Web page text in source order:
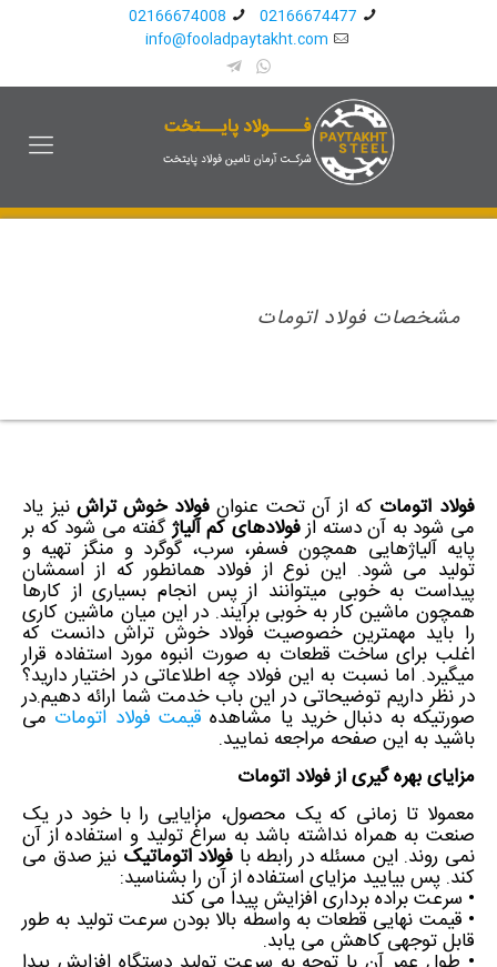
02166674477
02166674008
info@fooladpaytakht.com
مشخصات فولاد اتومات
فولاد اتومات که از آن تحت عنوانفولاد خوش تراشنیز یاد
می شود به آن دسته ازفولادهای کم آلیاژگفته می شود که بر
پایه آلیاژهایی همچون فسفر، سرب، گوگرد و منگز تهیه و
تولید می شود. این نوع از فولاد همانطور که از اسمشان
پیداست به خوبی میتوانند از پس انجام بسیاری از کارها
همچون ماشین کار به خوبی برآیند. در این میان ماشین کاری
را باید مهمترین خصوصیت فولاد خوش تراش دانست که
اغلب برای ساخت قطعات به صورت انبوه مورد استفاده قرار
میگیرد. اما نسبت به این فولاد چه اطلاعاتی در اختیار دارید؟
در نظر داریم توضیحاتی در این باب خدمت شما ارائه دهیم.در
صورتیکه به دنبال خرید یا مشاهده قیمت فولاد اتومات می
باشید به این صفحه مراجعه نمایید.
مزایای بهره گیری از فولاد اتومات
معمولا تا زمانی که یک محصول، مزایایی را با خود در یک
صنعت به همراه نداشته باشد به سراغ تولید و استفاده از آن
نمی روند. این مسئله در رابطه با فولاد اتوماتیک نیز صدق می
کند. پس بیایید مزایای استفاده از آن را بشناسید:
• سرعت براده برداری افزایش پیدا می کند
• قیمت نهایی قطعات به واسطه بالا بودن سرعت تولید به طور
قابل توجهی کاهش می یابد.